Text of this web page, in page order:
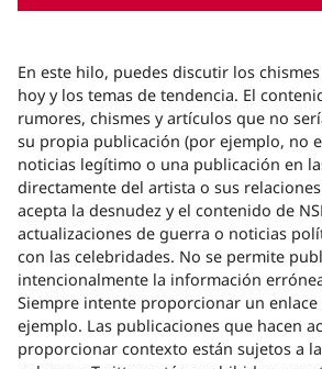
En este hilo, puedes discutir los
hoy y los temas de tendencia. El
rumores, chismes y artículos que no
su propia publicación (por ejemplo, no
noticias legítimo o una publicación en
directamente del artista o sus
acepta la desnudez y el contenido de
actualizaciones de guerra o noticias
con las celebridades. No se permite
intencionalmente la información
Siempre intente proporcionar un
ejemplo. Las publicaciones que hacen
proporcionar contexto están sujetos a